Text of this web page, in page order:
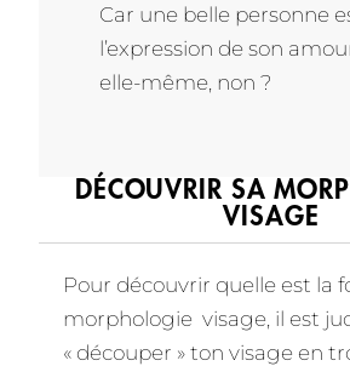
Car une belle personne
l’expression de son
elle-même, non ?
DÉCOUVRIR SA
VISAGE
Pour découvrir quelle est la
morphologie visage, il est
« découper » ton visage en